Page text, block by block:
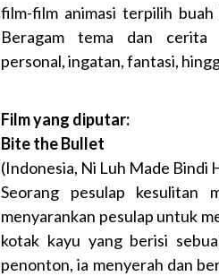
film-film animasi terpilih buah
Beragam tema dan cerita
personal, ingatan, fantasi,
Film yang diputar:
Bite the Bullet
(Indonesia, Ni Luh Made Bindi
Seorang pesulap kesulitan
menyarankan pesulap untuk
kotak kayu yang berisi
penonton, ia menyerah dan